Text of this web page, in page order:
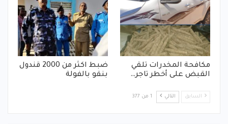
مكافحة المخدرات تلقي
القبض على أخطر تاجر…
ضبط اكثر من 2000 قندول
بنقو بالفولة
السابق التالي 1 من 377